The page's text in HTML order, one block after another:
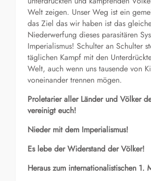
Welt zeigen. Unser Weg ist ein
das Ziel das wir haben ist das
Niederwerfung dieses parasitären
Imperialismus! Schulter an Schulter
täglichen Kampf mit den
Welt, auch wenn uns tausende von
voneinander trennen mögen.
Proletarier aller Länder und Völker
vereinigt euch!
Nieder mit dem Imperialismus!
Es lebe der Widerstand der Völker!
Heraus zum internationalistischen 1.